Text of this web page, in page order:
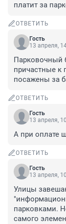
платит за
ОТВЕТИТЬ
Гость
13 апреля,
Парковочный
причастные к
посажены за
ОТВЕТИТЬ
Гость
13 апреля,
А при оплате
ОТВЕТИТЬ
Гость
13 апреля,
Улицы
парковками.
самого